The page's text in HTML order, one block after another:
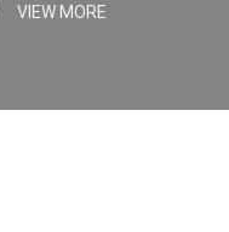
VIEW MORE